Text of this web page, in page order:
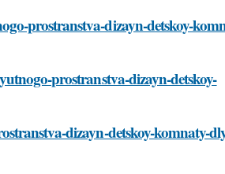
prostranstva-dizayn-detskoy-
prostranstva-dizayn-detskoy-
dizayn-detskoy-komnaty-